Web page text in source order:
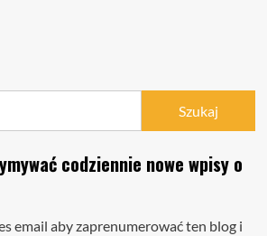
codziennie nowe wpisy o
email aby zaprenumerować ten blog i